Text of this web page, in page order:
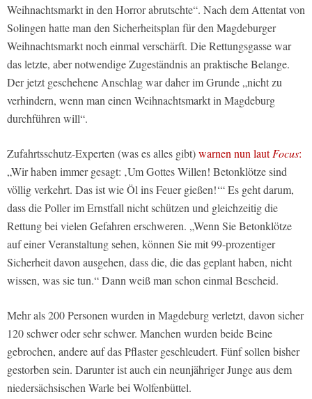
Weihnachtsmarkt in den Horror abrutschte“. Nach dem Attentat von
Solingen hatte man den Sicherheitsplan für den Magdeburger
Weihnachtsmarkt noch einmal verschärft. Die Rettungsgasse war
das letzte, aber notwendige Zugeständnis an praktische Belange.
Der jetzt geschehene Anschlag war daher im Grunde „nicht zu
verhindern, wenn man einen Weihnachtsmarkt in Magdeburg
durchführen will“.
Zufahrtsschutz-Experten (was es alles gibt)warnen nun lautFocus:
„Wir haben immer gesagt: ‚Um Gottes Willen! Betonklötze sind
völlig verkehrt. Das ist wie Öl ins Feuer gießen!‘“ Es geht darum,
dass die Poller im Ernstfall nicht schützen und gleichzeitig die
Rettung bei vielen Gefahren erschweren. „Wenn Sie Betonklötze
auf einer Veranstaltung sehen, können Sie mit 99-prozentiger
Sicherheit davon ausgehen, dass die, die das geplant haben, nicht
wissen, was sie tun.“ Dann weiß man schon einmal Bescheid.
Mehr als 200 Personen wurden in Magdeburg verletzt, davon sicher
120 schwer oder sehr schwer. Manchen wurden beide Beine
gebrochen, andere auf das Pflaster geschleudert. Fünf sollen bisher
gestorben sein. Darunter ist auch ein neunjähriger Junge aus dem
niedersächsischen Warle bei Wolfenbüttel.